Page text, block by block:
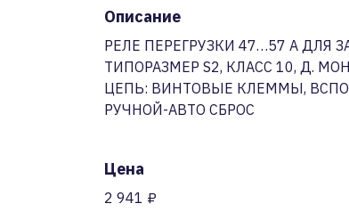
Описание
РЕЛЕ ПЕРЕГРУЗКИ 47…57 A ДЛЯ
ТИПОРАЗМЕР S2, КЛАСС 10, Д.
ЦЕПЬ: ВИНТОВЫЕ КЛЕММЫ,
РУЧНОЙ-АВТО СБРОС
Цена
2 941 ₽